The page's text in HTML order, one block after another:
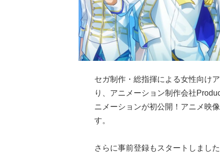
セガ制作・総指揮による女性向け
り、アニメーション制作会社
ニメーションが初公開！アニメ映
す。
さらに事前登録もスタートしまし